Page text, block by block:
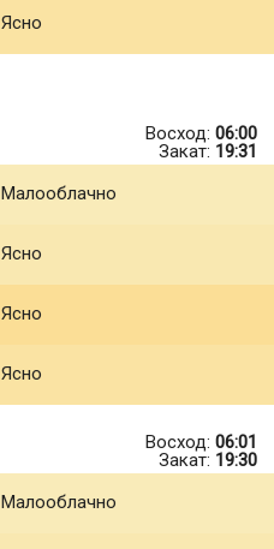
Ясно
Восход: 06:00
Закат: 19:31
Малооблачно
Ясно
Ясно
Ясно
Восход: 06:01
Закат: 19:30
Малооблачно